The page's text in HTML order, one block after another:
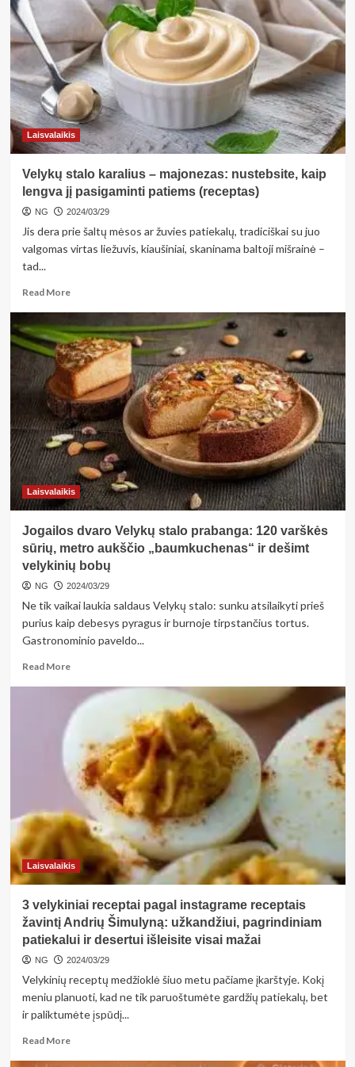
papuoš
velykinių
margučių
pintinę:
pataria,
kiek
laiko
juos
virti
ir
lengviau
nulupti
Laisvalaikis
Velykų stalo karalius – majonezas: nustebsite, kaip
lengva jį pasigaminti patiems (receptas)
NG 2024/03/29
Jis dera prie šaltų mėsos ar žuvies patiekalų, tradiciškai su juo
valgomas virtas liežuvis, kiaušiniai, skaninama baltoji mišrainė –
tad...
Read MoreRead
Velykų
stalo
karalius
–
majonezas:
nustebsite,
kaip
lengva
jį
pasigaminti
patiems
(receptas)
Laisvalaikis
Jogailos dvaro Velykų stalo prabanga: 120 varškės
sūrių, metro aukščio „baumkuchenas“ ir dešimt
velykinių bobų
NG 2024/03/29
Ne tik vaikai laukia saldaus Velykų stalo: sunku atsilaikyti prieš
purius kaip debesys pyragus ir burnoje tirpstančius tortus.
Gastronominio paveldo...
Read MoreRead
about
Jogailos
dvaro
Velykų
stalo
prabanga:
120
varškės
sūrių,
metro
aukščio
„baumkuchenas“
ir
velykinių
bobų
Laisvalaikis
3 velykiniai receptai pagal instagrame receptais
žavintį Andrių Šimulyną: užkandžiui, pagrindiniam
patiekalui ir desertui išleisite visai mažai
NG 2024/03/29
Velykinių receptų medžioklė šiuo metu pačiame įkarštyje. Kokį
meniu planuoti, kad ne tik paruoštumėte gardžių patiekalų, bet
ir paliktumėte įspūdį...
Read MoreRead